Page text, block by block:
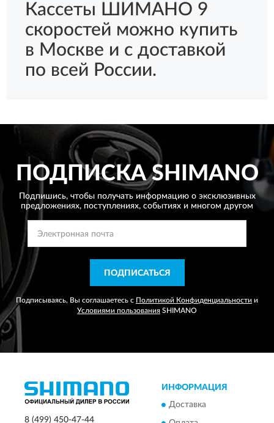
Кассеты ШИМАНО 9
скоростей можно купить
в Москве и с доставкой
по всей России.
ПОДПИСКАSHIMANO
Подпишись, чтобы получать информацию о эксклюзивных
предложениях, поступлениях, событиях и многом другом
ПОДПИСАТЬСЯ
Подписываясь, Вы соглашаетесь с Политикой Конфиденциальности и
Условиями пользования SHIMANO
8 (499) 450-47-44
ИНФОРМАЦИЯ
Доставка